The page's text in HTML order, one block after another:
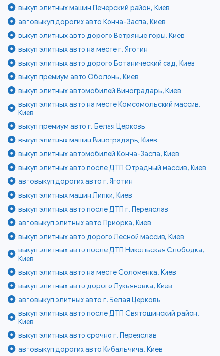
выкуп элитных машин Печерский район, Киев
автовыкуп дорогих авто Конча-Заспа, Киев
выкуп элитных авто дорого Ветряные горы, Киев
выкуп элитных авто на месте г. Яготин
выкуп элитных авто дорого Ботанический сад, Киев
выкуп премиум авто Оболонь, Киев
выкуп элитных автомобилей Виноградарь, Киев
выкуп элитных авто на месте Комсомольский массив,
Киев
выкуп премиум авто г. Белая Церковь
выкуп элитных машин Виноградарь, Киев
выкуп элитных автомобилей Конча-Заспа, Киев
выкуп элитных авто после ДТП Отрадный массив, Киев
автовыкуп дорогих авто г. Яготин
выкуп элитных машин Липки, Киев
выкуп элитных авто после ДТП г. Переяслав
автовыкуп элитных авто Приорка, Киев
выкуп элитных авто дорого Лесной массив, Киев
выкуп элитных авто после ДТП Никольская Слободка,
Киев
выкуп элитных авто на месте Соломенка, Киев
выкуп элитных авто дорого Лукьяновка, Киев
автовыкуп элитных авто г. Белая Церковь
выкуп элитных авто после ДТП Святошинский район,
Киев
выкуп элитных авто срочно г. Переяслав
автовыкуп дорогих авто Кибальчича, Киев